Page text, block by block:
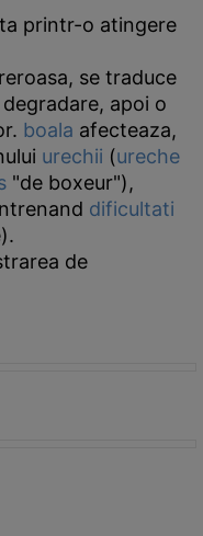
printr-o atingere
se traduce
apoi o
boala afecteaza,
urechii (ureche
"de boxeur"),
dificultati
de